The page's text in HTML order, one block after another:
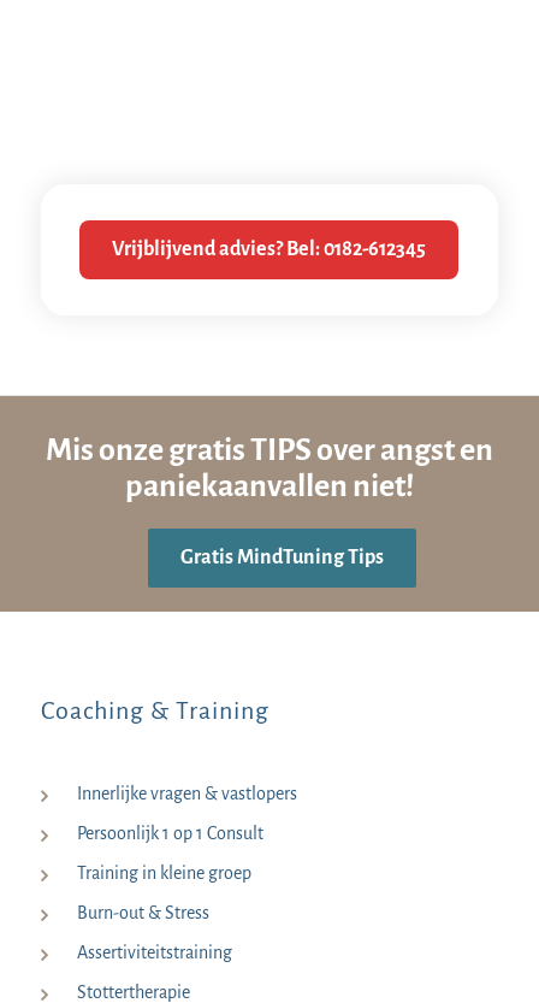
Vrijblijvend advies? Bel: 0182-612345
Mis onze gratis TIPS over angst en
paniekaanvallen niet!
Gratis MindTuning Tips
Coaching & Training
Innerlijke vragen & vastlopers
Persoonlijk 1 op 1 Consult
Training in kleine groep
Burn-out & Stress
Assertiviteitstraining
Stottertherapie